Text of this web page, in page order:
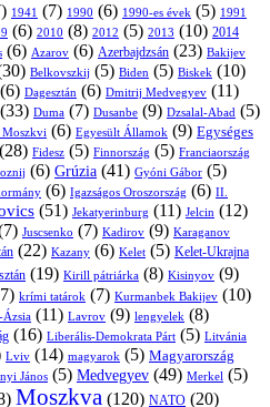
1941 (7) 1990 (6) 1990-es évek (5) 1991
(6) 2010 (8) 2012 (5) 2013 (10) 2014
(6) Azarov (6) Azerbajdzsán (23) Bakijev
Belkovszkij (5) Biden (5) Biskek (10)
(6) Dagesztán (6) Dmitrij Medvegyev (11)
(33) Duma (7) Dusanbe (9) Dzsalal-Abad (5)
Moszkvi (6) Egyesült Államok (9) Egységes
(28) Fidesz (5) Finnország (5) Franciaország
(6) Grúzia (41) Gyóni Gábor (5)
(6) Igazságos Oroszország (6) II.
(51) Jekatyerinburg (11) Jelcin (12)
Juscsenko (7) Kadirov (9) Karaganov
(22) Kazany (6) Kelet (5) Kelet-Ukrajna
(19) Kirill pátriárka (8) Kisinyov (9)
krími tatárok (7) Kurmanbek Bakijev (10)
Ázsia (11) Lavrov (9) lengyelek (8)
(16) Liberális-Demokrata Párt (5) Litvánia
Lviv (14) magyarok (5) Magyarország
János (5) Medvegyev (49) Merkel (5)
Moszkva (120) NATO (20)